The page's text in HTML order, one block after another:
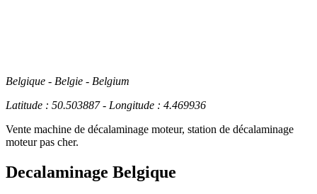
Belgique - Belgie - Belgium
Latitude : 50.503887 - Longitude : 4.469936
Vente machine de décalaminage moteur, station de décalaminage
moteur pas cher.
Decalaminage Belgique